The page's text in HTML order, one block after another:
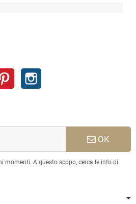
Pinterest
OK
momenti. A questo scopo, cerca le info di